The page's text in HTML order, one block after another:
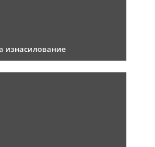
изнасилование